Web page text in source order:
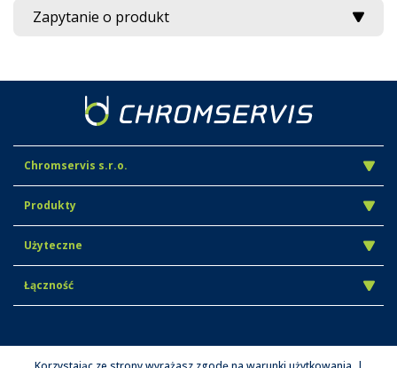
Zapytanie o produkt
Chromservis s.r.o.
Produkty
Użyteczne
Łączność